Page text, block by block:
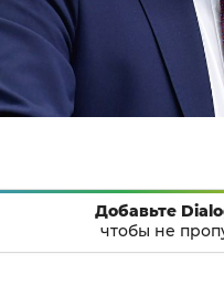
Добавьте
чтобы не